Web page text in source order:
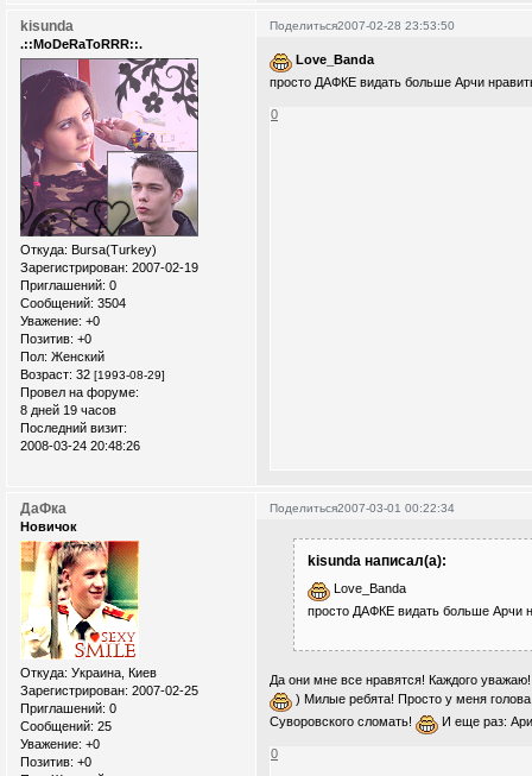
Поделиться2007-02-28 23:53:50
kisunda
.::MoDeRaToRRR::.
Откуда: Bursa(Turkey)
Зарегистрирован: 2007-02-19
Приглашений: 0
Сообщений: 3504
Уважение: +0
Позитив: +0
Пол: Женский
Возраст: 32 [1993-08-29]
Провел на форуме:
8 дней 19 часов
Последний визит:
2008-03-24 20:48:26
Love_Banda
просто ДАФКЕ видать больше Арчи
0
Поделиться2007-03-01 00:22:34
ДаФка
Новичок
Откуда: Украина, Киев
Зарегистрирован: 2007-02-25
Приглашений: 0
Сообщений: 25
Уважение: +0
Позитив: +0
kisunda написал(а):
Love_Banda
просто ДАФКЕ видать больше Арчи
Да они мне все нравятся! Каждого
) Милые ребята! Просто у меня
Суворовского сломать!
И еще раз:
0